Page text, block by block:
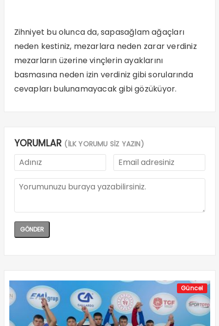
DÜZCE’NİN YENİ CAZİBE MERKEZLERİNDE
ÇALIŞMALAR TAM GAZ!